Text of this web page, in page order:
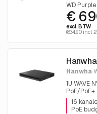
WD
€
excl. BTW
(834.90 incl.
Hanwha
1U WAVE
PoE/
Bays
16
PoE